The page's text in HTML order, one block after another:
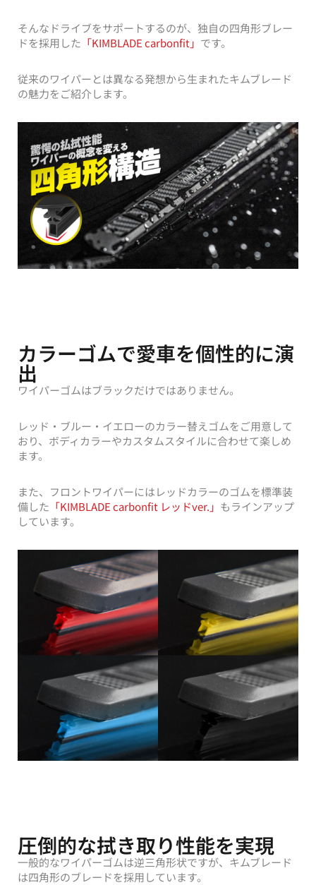
そんなドライブをサポートするのが、独自の四角形ブレー
ドを採用した 「KIMBLADE carbonfit」 です。
従来のワイパーとは異なる発想から生まれたキムブレード
の魅力をご紹介します。
カラーゴムで愛車を個性的に演
出
ワイパーゴムはブラックだけではありません。
レッド・ブルー・イエローのカラー替えゴムをご用意して
おり、ボディカラーやカスタムスタイルに合わせて楽しめ
ます。
また、フロントワイパーにはレッドカラーのゴムを標準装
備した 「KIMBLADE carbonfit レッドver.」 もラインアップ
しています。
圧倒的な拭き取り性能を実現
一般的なワイパーゴムは逆三角形状ですが、キムブレード
は四角形のブレードを採用しています。